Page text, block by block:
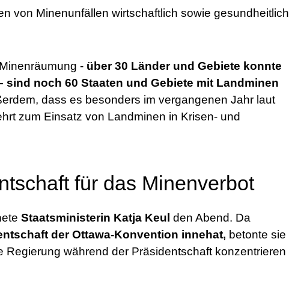
von Minenunfällen wirtschaftlich sowie gesundheitlich
- über 30 Länder und Gebiete konnte
noch 60 Staaten und Gebiete mit Landminen
dass es besonders im vergangenen Jahr laut
zum Einsatz von Landminen in Krisen- und
für das Minenverbot
Staatsministerin Katja Keul den Abend. Da
der Ottawa-Konvention innehat, betonte sie
während der Präsidentschaft konzentrieren